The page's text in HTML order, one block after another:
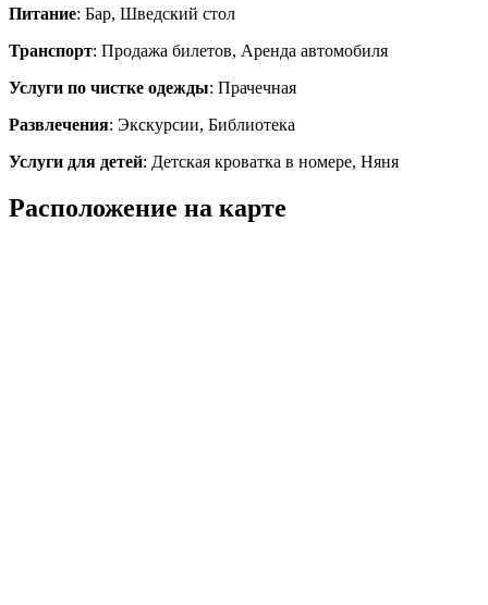
Питание: Бар, Шведский стол
Транспорт: Продажа билетов, Аренда автомобиля
Услуги по чистке одежды: Прачечная
Развлечения: Экскурсии, Библиотека
Услуги для детей: Детская кроватка в номере, Няня
Расположение на карте